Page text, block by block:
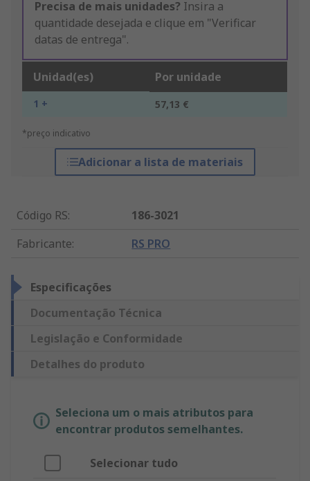
Precisa de mais unidades? Insira a
quantidade desejada e clique em "Verificar
datas de entrega".
Unidad(es) Por unidade
1 + 57,13 €
*preço indicativo
Adicionar a lista de materiais
Código RS:
186-3021
Fabricante: RS PRO
Especificações
Documentação Técnica
Legislação e Conformidade
Detalhes do produto
Seleciona um o mais atributos para
encontrar produtos semelhantes.
Selecionar tudo